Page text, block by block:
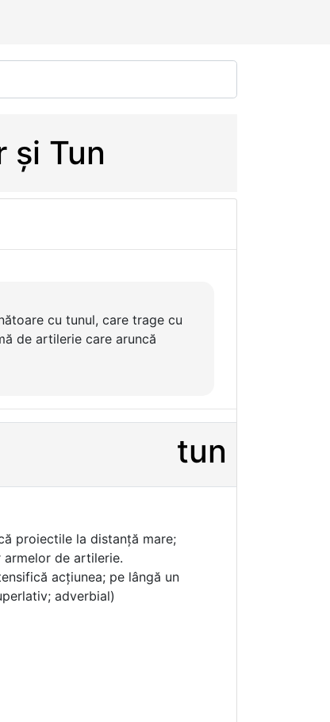
și Tun
cu tunul, care trage cu
de artilerie care aruncă
tun
proiectile la distanță mare;
de artilerie.
acțiunea; pe lângă un
adverbial)